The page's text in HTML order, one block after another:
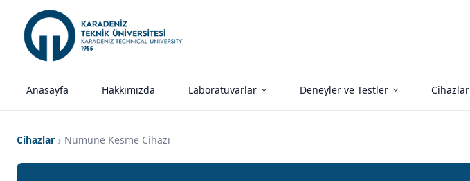
Anasayfa Hakkımızda Laboratuvarlar Deneyler ve Testler Cihazlar
Cihazlar Numune Kesme Cihazı